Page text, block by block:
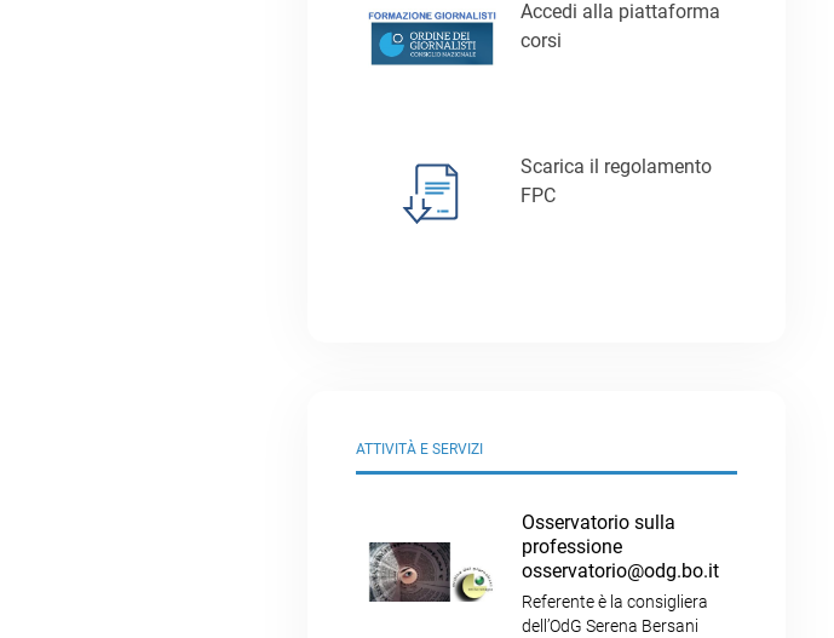
Accedi alla piattaforma
corsi
Scarica il regolamento
FPC
ATTIVITÀ E SERVIZI
Osservatorio sulla
professione
osservatorio@odg.bo.it
Referente è la consigliera
dell’OdG Serena Bersani